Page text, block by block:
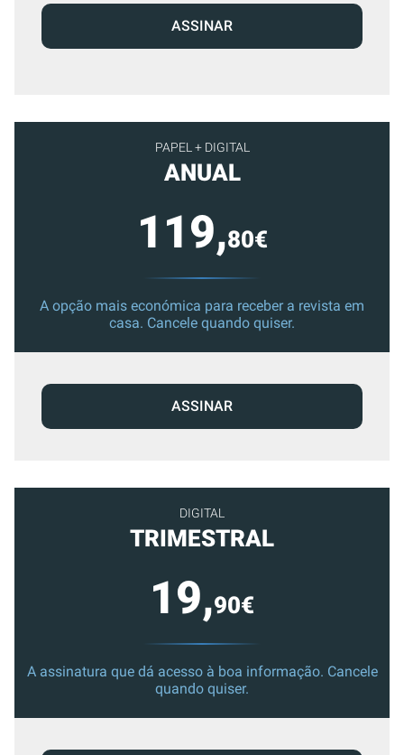
PAPEL + DIGITAL
ANUAL
119,80€
A opção mais económica para receber a revista em
casa. Cancele quando quiser.
ASSINAR
DIGITAL
TRIMESTRAL
19,90€
A assinatura que dá acesso à boa informação. Cancele
quando quiser.
ASSINAR